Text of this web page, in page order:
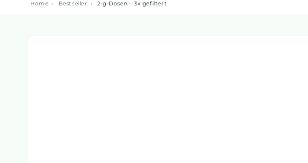
Home › Bestseller › 2-g-Dosen – 3x gefiltert